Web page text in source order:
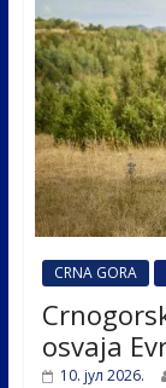
CRNA GORA
osvaja
10. јул 2026.